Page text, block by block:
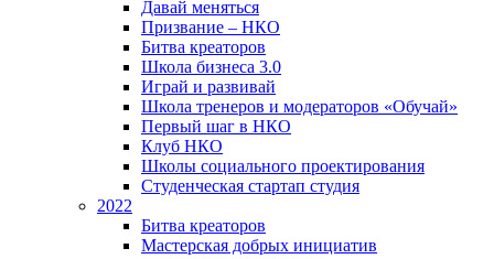
Давай меняться
Призвание – НКО
Битва креаторов
Школа бизнеса 3.0
Играй и развивай
Школа тренеров и модераторов «Обучай»
Первый шаг в НКО
Клуб НКО
Школы социального проектирования
Студенческая стартап студия
2022
Битва креаторов
Мастерская добрых инициатив